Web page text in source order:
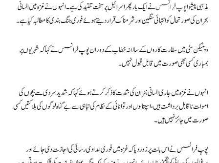
مذہبی پیشواپوپ فرانسسنے ایک بار پھر اسرائیل پر سخت تنقید کی ہے۔ انہوں نے غزہ میں انسانی
بحران کی صورتحال کو انتہائی سنگین اور شرمناک قرار دیتے ہوئے فوری جنگ بندی کا مطالبہ کیا ہے۔
ویٹیکن سٹی میں سفارت کاروں کے سالانہ خطاب کے دوران پوپ فرانسس نے کہا کہ شہریوں پر
بمباری کسی بھی صورت میں قابل قبول نہیں۔
انہوں نے غزہ میں جاری انسانی بحران کی شدت کا ذکر کرتے ہوئے کہا کہ شدید سردی سے بچوں کی
اموات ناقابل برداشت ہیں، اسپتالوں اور توانائی کے نظام کی تباہی سے بے گناہ لوگوں کی ہلاکتیں کسی
صورت میں جائز نہیں ہیں۔
پوپ فرانسس نے اس بات پر زور دیا کہ غزہ میں فوری امدادی رسائی کی اجازت دی جائے اور